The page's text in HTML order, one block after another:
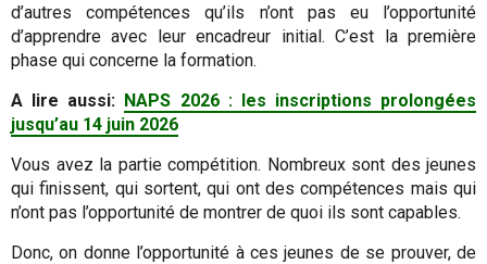
d’autres compétences qu’ils n’ont pas eu l’opportunité
d’apprendre avec leur encadreur initial. C’est la première
phase qui concerne la formation.
A lire aussi: NAPS 2026 : les inscriptions prolongées
jusqu’au 14 juin 2026
Vous avez la partie compétition. Nombreux sont des jeunes
qui finissent, qui sortent, qui ont des compétences mais qui
n’ont pas l’opportunité de montrer de quoi ils sont capables.
Donc, on donne l’opportunité à ces jeunes de se prouver, de